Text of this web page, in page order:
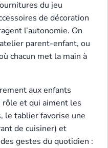
du jeu
de décoration
l’autonomie. On
parent-enfant, ou
chacun met la main à
aux enfants
rôle et qui aiment les
le tablier favorise une
de cuisiner) et
gestes du quotidien :